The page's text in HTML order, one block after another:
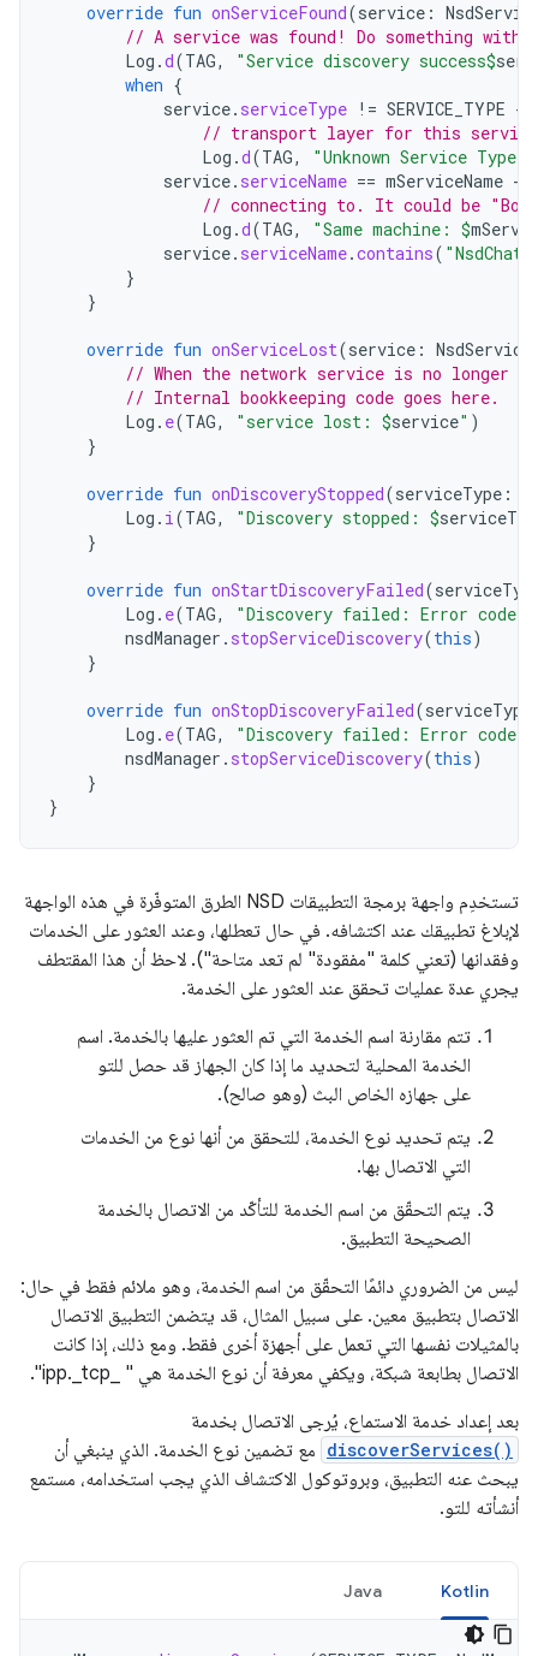
override fun onServiceFound(service :
// A service was found! Do something
Log .d(TAG, "Service discovery success$
when {
service. serviceType != SERVICE_TYPE -
// transport layer for this
Log .d(TAG, "Unknown Service Type:
service. serviceName == mServiceName -
// connecting to. It could be
Log .d(TAG, "Same machine: $
service. serviceName.contains( "NsdChat"
}
}
override fun onServiceLost(service :
// When the network service is no longer
// Internal bookkeeping code goes here.
Log . e(TAG, "service lost: $service" )
}
override fun onDiscoveryStopped(serviceType :
Log . i(TAG, "Discovery stopped: $
}
override fun onStartDiscoveryFailed(
Log . e(TAG, "Discovery failed: Error code:
nsdManager . stopServiceDiscovery(this)
}
override fun onStopDiscoveryFailed(serviceType
Log . e(TAG, "Discovery failed: Error code:
nsdManager . stopServiceDiscovery(this)
}
}
تستخدِم واجهة برمجة التطبيقات NSD الطرق المتوفّرة في هذه الواجهة
لإبلاغ تطبيقك عند اكتشافه. في حال تعطلها، وعند العثور على الخدمات
وفقدانها (تعني كلمة "مفقودة" لم تعد متاحة"). لاحظ أن هذا المقتطف
يجري عدة عمليات تحقق عند العثور على الخدمة.
تتم مقارنة اسم الخدمة التي تم العثور عليها بالخدمة. اسم
الخدمة المحلية لتحديد ما إذا كان الجهاز قد حصل للتو
على جهازه الخاص البث (وهو صالح).
يتم تحديد نوع الخدمة، للتحقق من أنها نوع من الخدمات
التي الاتصال بها.
يتم التحقّق من اسم الخدمة للتأكّد من الاتصال بالخدمة
الصحيحة التطبيق.
ليس من الضروري دائمًا التحقّق من اسم الخدمة، وهو ملائم فقط في حال:
الاتصال بتطبيق معين. على سبيل المثال، قد يتضمن التطبيق الاتصال
بالمثيلات نفسها التي تعمل على أجهزة أخرى فقط. ومع ذلك، إذا كانت
الاتصال بطابعة شبكة، ويكفي معرفة أن نوع الخدمة هي " _ipp._tcp".
بعد إعداد خدمة الاستماع، يُرجى الاتصال بخدمة
discoverServices() مع تضمين نوع الخدمة. الذي ينبغي أن
يبحث عنه التطبيق، وبروتوكول الاكتشاف الذي يجب استخدامه، مستمع
أنشأته للتو.
Kotlin
Java